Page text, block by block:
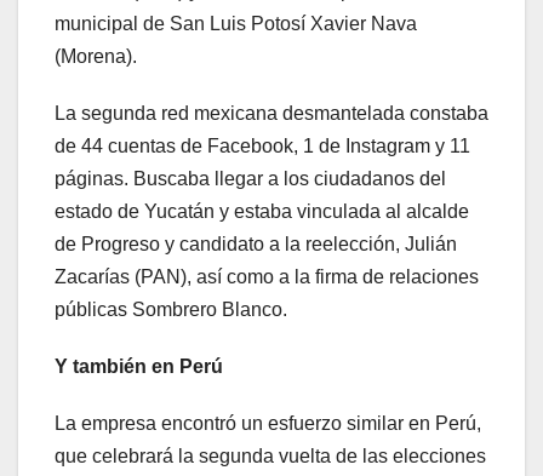
municipal de San Luis Potosí Xavier Nava
(Morena).
La segunda red mexicana desmantelada constaba
de 44 cuentas de Facebook, 1 de Instagram y 11
páginas. Buscaba llegar a los ciudadanos del
estado de Yucatán y estaba vinculada al alcalde
de Progreso y candidato a la reelección, Julián
Zacarías (PAN), así como a la firma de relaciones
públicas Sombrero Blanco.
Y también en Perú
La empresa encontró un esfuerzo similar en Perú,
que celebrará la segunda vuelta de las elecciones